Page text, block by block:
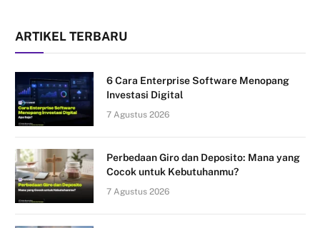
ARTIKEL TERBARU
6 Cara Enterprise Software Menopang
Investasi Digital
7 Agustus 2026
Perbedaan Giro dan Deposito: Mana yang
Cocok untuk Kebutuhanmu?
7 Agustus 2026